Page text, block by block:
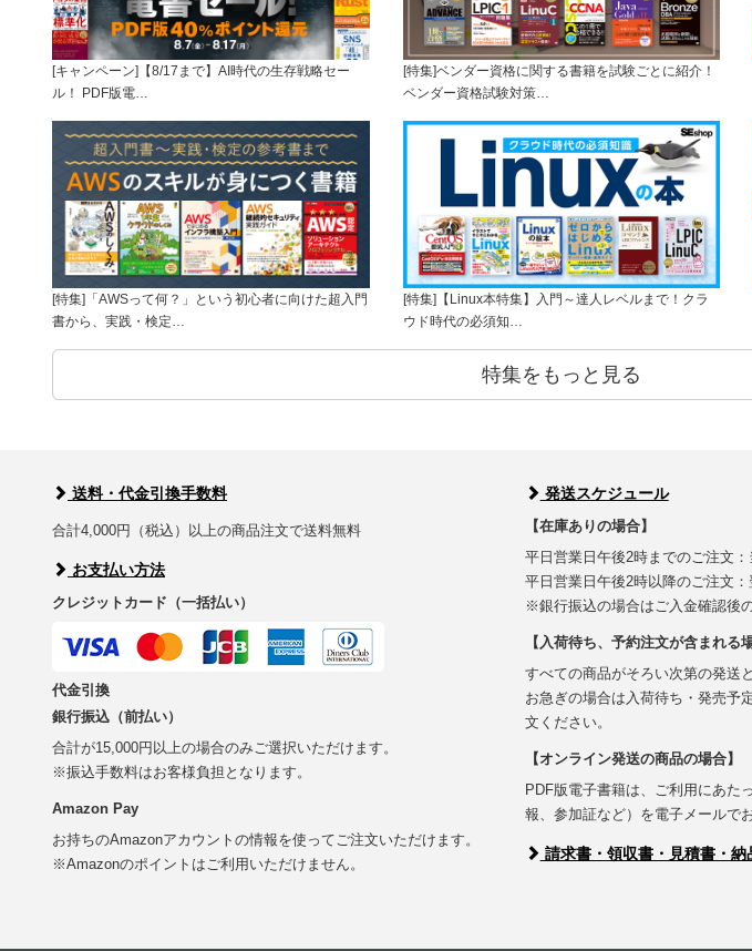
[キャンペーン]【8/17まで】AI時代の生存戦略セー
ル！ PDF版電…
[特集]ベンダー資格に関する書籍を試験ごとに紹介！
ベンダー資格試験対策…
[特集]「AWSって何？」という初心者に向けた超入門
書から、実践・検定…
[特集]【Linux本特集】入門～達人レベルまで！クラ
ウド時代の必須知…
特集をもっと見る
送料・代金引換手数料
合計4,000円（税込）以上の商品注文で送料無料
お支払い方法
クレジットカード（一括払い）
代金引換
銀行振込（前払い）
合計が15,000円以上の場合のみご選択いただけます。
※振込手数料はお客様負担となります。
Amazon Pay
お持ちのAmazonアカウントの情報を使ってご注文いただけます。
※Amazonのポイントはご利用いただけません。
発送スケジュール
【在庫ありの場合】
平日営業日午後2時までのご注文：
平日営業日午後2時以降のご注文
※銀行振込の場合はご入金確認後
【入荷待ち、予約注文が含まれる場
すべての商品がそろい次第の発送
お急ぎの場合は入荷待ち・発売予
文ください。
【オンライン発送の商品の場合】
PDF版電子書籍は、ご利用にあた
報、参加証など）を電子メールで
請求書・領収書・見積書・納